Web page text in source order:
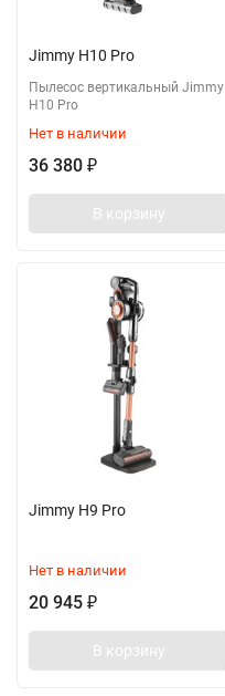
Jimmy H10 Pro
Пылесос вертикальный Jimmy
H10 Pro
Нет в наличии
36 380 ₽
В корзину
Jimmy H9 Pro
Нет в наличии
20 945 ₽
В корзину